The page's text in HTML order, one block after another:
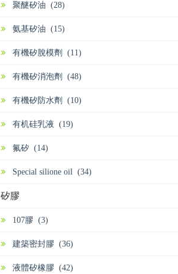
聚醚矽油 (28)
氨基矽油 (15)
有機矽脫模劑 (11)
有機矽消泡劑 (48)
有機矽防水劑 (10)
有机硅乳液 (19)
氟矽 (14)
Special silione oil (34)
矽膠
107膠 (3)
建築密封膠 (36)
液體矽橡膠 (42)